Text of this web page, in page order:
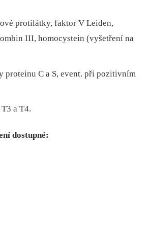
protilátky, faktor V Leiden,
III, homocystein (vyšetření na
C a S, event. při pozitivním
a T4.
dostupné: